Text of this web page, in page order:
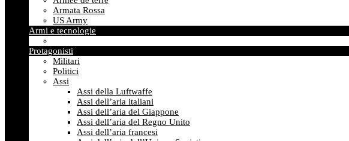
Armata Rossa
US Army
Armi e tecnologie
Protagonisti
Militari
Politici
Assi
Assi della Luftwaffe
Assi dell’aria italiani
Assi dell’aria del Giappone
Assi dell’aria del Regno Unito
Assi dell’aria francesi